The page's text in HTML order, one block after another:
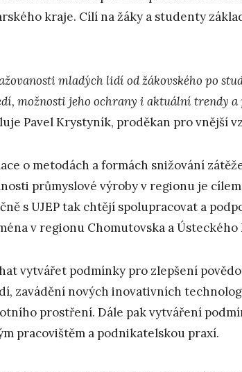
kraje. Cílí na žáky a studenty
mladých lidí od žákovského po
možnosti jeho ochrany i aktuální trendy
Pavel Krystyník, proděkan pro vnější
o metodách a formách snižování
průmyslové výroby v regionu je
s UJEP tak chtějí spolupracovat a
v regionu Chomutovska a Ústeckého
vytvářet podmínky pro zlepšení
zavádění nových inovativních
prostření. Dále pak vytváření
pracovištěm a podnikatelskou praxí.